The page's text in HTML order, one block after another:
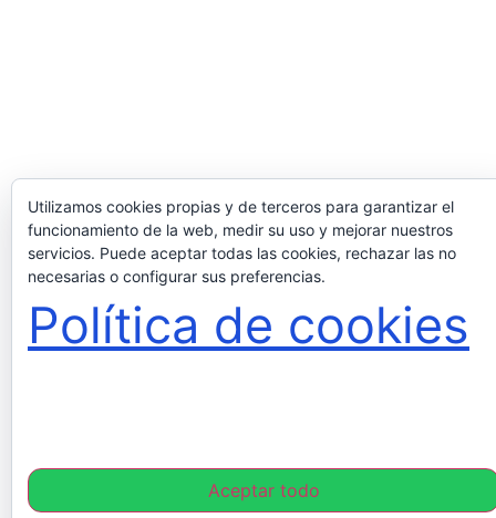
Utilizamos cookies propias y de terceros para garantizar el
funcionamiento de la web, medir su uso y mejorar nuestros
servicios. Puede aceptar todas las cookies, rechazar las no
necesarias o configurar sus preferencias.
Política de cookies
Aceptar todo